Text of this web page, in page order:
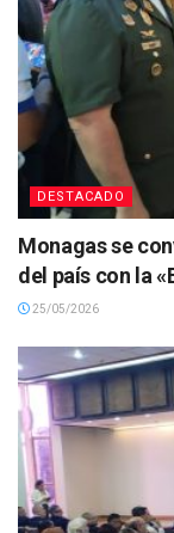
DESTACADO
Monagas se
del país con la
25/05/2026